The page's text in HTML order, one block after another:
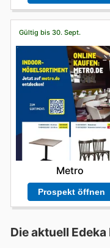
Gültig bis 30. Sept.
Metro
Prospekt öffnen
Die aktuell